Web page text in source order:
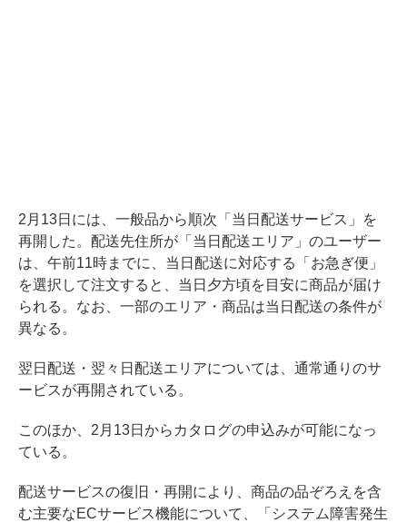
2月13日には、一般品から順次「当日配送サービス」を
再開した。配送先住所が「当日配送エリア」のユーザー
は、午前11時までに、当日配送に対応する「お急ぎ便」
を選択して注文すると、当日夕方頃を目安に商品が届け
られる。なお、一部のエリア・商品は当日配送の条件が
異なる。
翌日配送・翌々日配送エリアについては、通常通りのサ
ービスが再開されている。
このほか、2月13日からカタログの申込みが可能になっ
ている。
配送サービスの復旧・再開により、商品の品ぞろえを含
む主要なECサービス機能について、「システム障害発生